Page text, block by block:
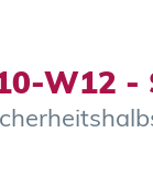
W12 -